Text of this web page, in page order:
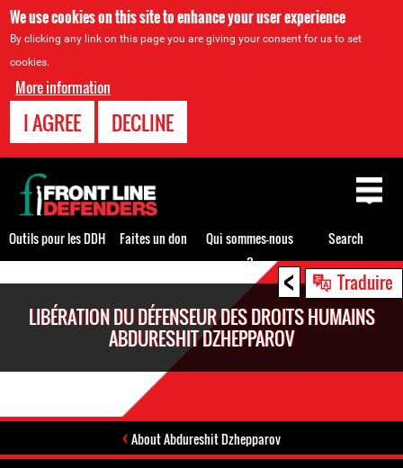
We use cookies on this site to enhance your user experience
By clicking any link on this page you are giving your consent for us to set
cookies.
More information
I AGREE DECLINE
< Traduire
LIBÉRATION DU DÉFENSEUR DES DROITS HUMAINS
ABDURESHIT DZHEPPAROV
About Abdureshit Dzhepparov
Back
to
top
Outils pour les DDH Faites un don
Qui sommes-nous
?
Search